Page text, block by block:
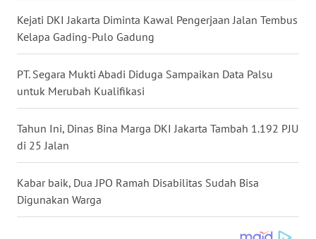
Kejati DKI Jakarta Diminta Kawal Pengerjaan Jalan Tembus
Kelapa Gading-Pulo Gadung
PT. Segara Mukti Abadi Diduga Sampaikan Data Palsu
untuk Merubah Kualifikasi
Tahun Ini, Dinas Bina Marga DKI Jakarta Tambah 1.192 PJU
di 25 Jalan
Kabar baik, Dua JPO Ramah Disabilitas Sudah Bisa
Digunakan Warga
WN
KALTENG
WN
KALTARA
WN
KALTIM